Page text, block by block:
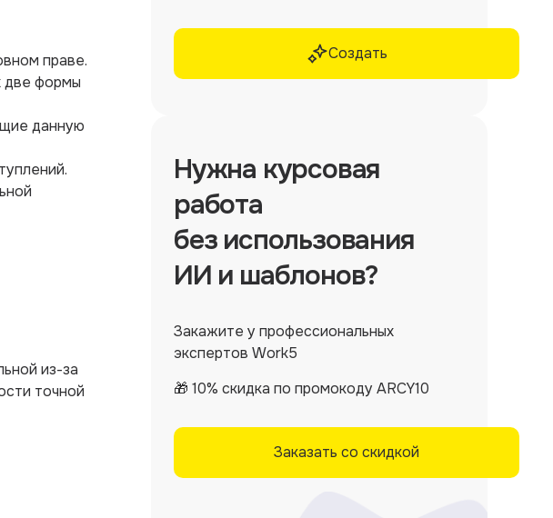
праве.
две формы
данную
из-за
точной
Создать
Нужна курсовая
работа
без использования
ИИ и шаблонов?
Закажите у профессиональных
экспертов Work5
🎁 10% скидка по промокоду ARCY10
Заказать со скидкой